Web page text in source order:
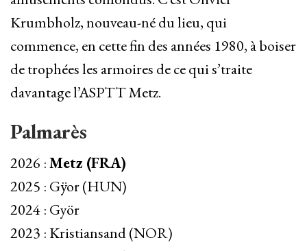
Krumbholz, nouveau-né du lieu, qui
commence, en cette fin des années 1980, à boiser
de trophées les armoires de ce qui s’traite
davantage l’ASPTT Metz.
Palmarès
2026 :Metz (FRA)
2025 : Gÿor (HUN)
2024 : Györ
2023 : Kristiansand (NOR)